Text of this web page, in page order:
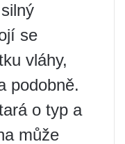
se
vláhy,
podobně.
o typ a
může